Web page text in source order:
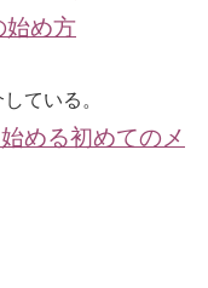
始め方
ている。
める初めてのメ